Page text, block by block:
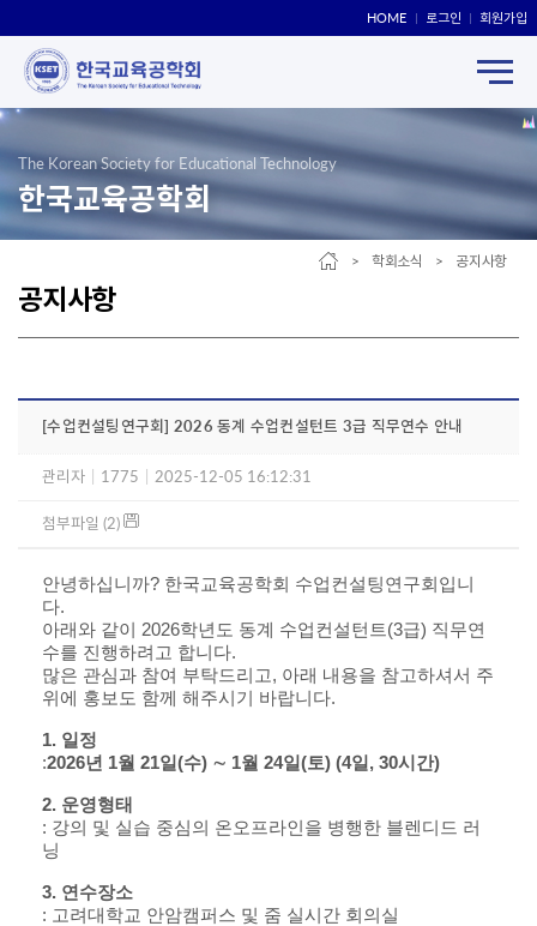
HOME 로그인 회원가입
The Korean Society for Educational Technology
한국교육공학회
공지사항
> 학회소식 > 공지사항
[수업컨설팅연구회] 2026 동계 수업컨설턴트 3급 직무연수 안내
관리자 1775 2025-12-05 16:12:31
첨부파일 (2)
안녕하십니까? 한국교육공학회 수업컨설팅연구회입니
다.
아래와 같이 2026학년도 동계 수업컨설턴트(3급) 직무연
수를 진행하려고 합니다.
많은 관심과 참여 부탁드리고, 아래 내용을 참고하셔서 주
위에 홍보도 함께 해주시기 바랍니다.
1. 일정
:2026년 1월 21일(수) ∼ 1월 24일(토) (4일 , 30시간)
2. 운영형태
: 강의 및 실습 중심의 온오프라인을 병행한 블렌디드 러
닝
3. 연수장소
: 고려대학교 안암캠퍼스 및 줌 실시간 회의실